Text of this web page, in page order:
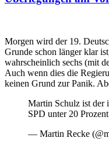
Morgen wird der 19.
Grunde schon länger klar
wahrscheinlich sechs (mit
Auch wenn dies die
keinen Grund zur Panik.
Martin Schulz ist der
SPD unter 20
— Martin Recke